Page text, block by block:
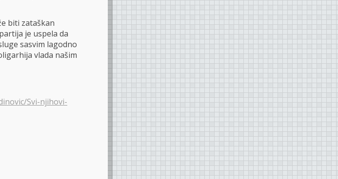
biti zataškan
je uspela da
sasvim lagodno
vlada našim
Svi-njihovi-